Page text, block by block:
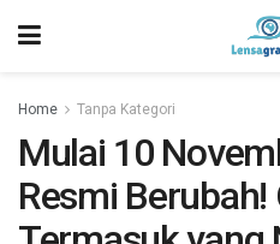
Home Tanpa Kategori
Mulai 10
Resmi